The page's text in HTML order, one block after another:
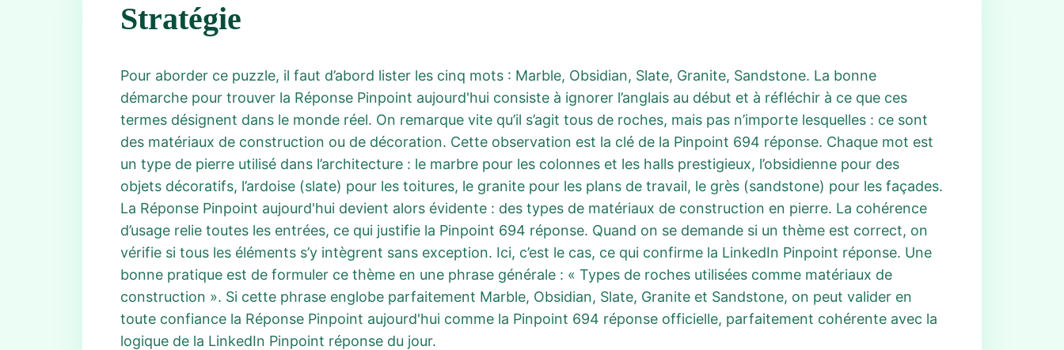
Stratégie
Pour aborder ce puzzle, il faut d’abord lister les cinq mots : Marble, Obsidian, Slate, Granite, Sandstone. La bonne
démarche pour trouver la Réponse Pinpoint aujourd'hui consiste à ignorer l’anglais au début et à réfléchir à ce que ces
termes désignent dans le monde réel. On remarque vite qu’il s’agit tous de roches, mais pas n’importe lesquelles : ce sont
des matériaux de construction ou de décoration. Cette observation est la clé de la Pinpoint 694 réponse. Chaque mot est
un type de pierre utilisé dans l’architecture : le marbre pour les colonnes et les halls prestigieux, l’obsidienne pour des
objets décoratifs, l’ardoise (slate) pour les toitures, le granite pour les plans de travail, le grès (sandstone) pour les façades.
La Réponse Pinpoint aujourd'hui devient alors évidente : des types de matériaux de construction en pierre. La cohérence
d’usage relie toutes les entrées, ce qui justifie la Pinpoint 694 réponse. Quand on se demande si un thème est correct, on
vérifie si tous les éléments s’y intègrent sans exception. Ici, c’est le cas, ce qui confirme la LinkedIn Pinpoint réponse. Une
bonne pratique est de formuler ce thème en une phrase générale : « Types de roches utilisées comme matériaux de
construction ». Si cette phrase englobe parfaitement Marble, Obsidian, Slate, Granite et Sandstone, on peut valider en
toute confiance la Réponse Pinpoint aujourd'hui comme la Pinpoint 694 réponse officielle, parfaitement cohérente avec la
logique de la LinkedIn Pinpoint réponse du jour.